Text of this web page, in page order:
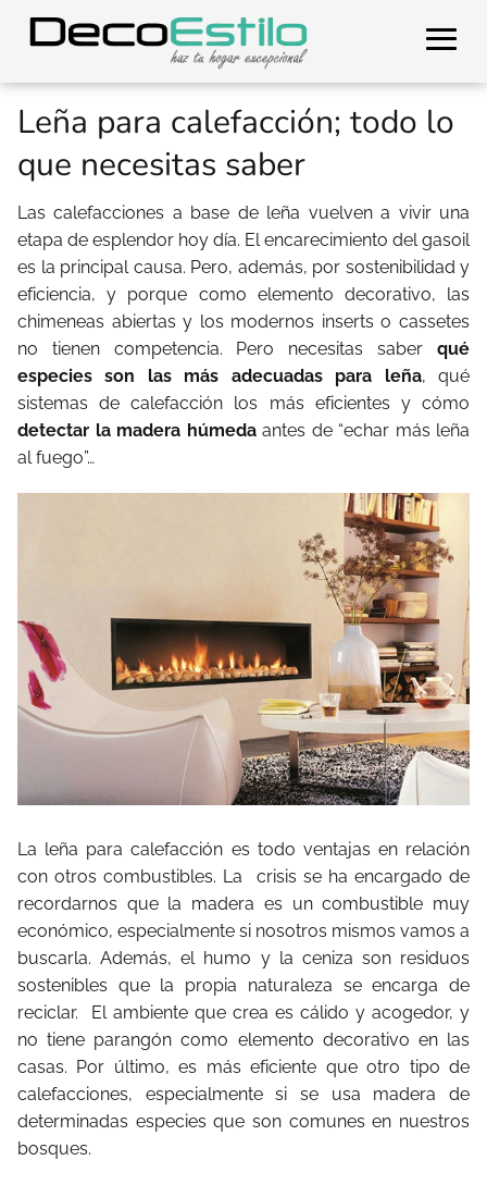
Leña para calefacción; todo lo
que necesitas saber
Las calefacciones a base de leña vuelven a vivir una
etapa de esplendor hoy día. El encarecimiento del gasoil
es la principal causa. Pero, además, por sostenibilidad y
eficiencia, y porque como elemento decorativo, las
chimeneas abiertas y los modernos inserts o cassetes
no tienen competencia. Pero necesitas saber qué
especies son las más adecuadas para leña, qué
sistemas de calefacción los más eficientes y cómo
detectar la madera húmedaantes de “echar más leña
al fuego”…
La leña para calefacción es todo ventajas en relación
con otros combustibles. La
crisis se ha encargado de
recordarnos que la madera es un combustible muy
económico, especialmente si nosotros mismos vamos a
buscarla. Además, el humo y la ceniza son residuos
sostenibles que la propia naturaleza se encarga de
reciclar.
El ambiente que crea es cálido y acogedor, y
no tiene parangón como elemento decorativo en las
casas. Por último, es más eficiente que otro tipo de
calefacciones, especialmente si se usa madera de
determinadas especies que son comunes en nuestros
bosques.